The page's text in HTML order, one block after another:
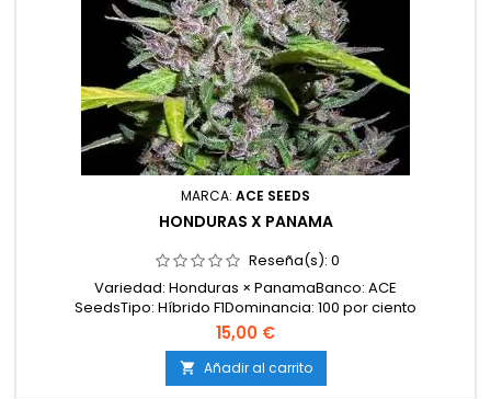
MARCA: ACE SEEDS
HONDURAS X PANAMA
Reseña(s): 0
Variedad: Honduras × PanamaBanco: ACE
SeedsTipo: Híbrido F1Dominancia: 100 por ciento
sativaTHC: 14–18 por cientoCBG: 1,4–2 por cientoFloración
interior: 12–13 semanasFloración exterior: Primera quincena
de noviembreProducción: Muy altaEstructura: Sativa tropical
vigorosa y de gran desarrollo verticalEfectos: Estimulante,...
15,00 €
 Añadir al carrito